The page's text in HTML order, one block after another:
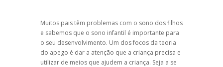
Muitos pais têm problemas com o sono dos filhos
e sabemos que o sono infantil é importante para
o seu desenvolvimento. Um dos focos da teoria
do apego é dar a atenção que a criança precisa e
utilizar de meios que ajudem a criança. Seja a se